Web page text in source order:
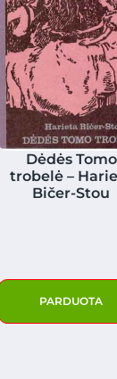
Dėdės Tomo
trobelė –
Bičer-Stou
PARDUOTA